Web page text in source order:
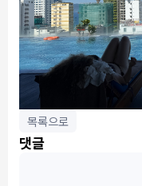
목록으로
댓글